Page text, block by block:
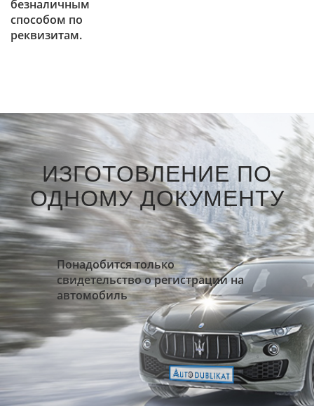
безналичным
способом по
реквизитам.
ИЗГОТОВЛЕНИЕ ПО
ОДНОМУ ДОКУМЕНТУ
Понадобится только
свидетельство о регистрации на
автомобиль